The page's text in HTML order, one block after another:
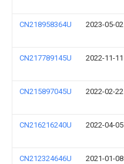
CN218958364U 2023-05-02
CN217789145U 2022-11-11
CN215897045U 2022-02-22
CN216216240U 2022-04-05
CN212324646U 2021-01-08